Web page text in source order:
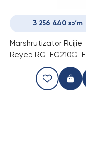
3 256 440 so‘m
Marshrutizator Ruijie
Reyee RG-EG210G-E